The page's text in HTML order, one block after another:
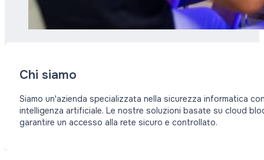
Chi siamo
Siamo un'azienda specializzata nella sicurezza informatica
intelligenza artificiale. Le nostre soluzioni basate su cloud
garantire un accesso alla rete sicuro e controllato.